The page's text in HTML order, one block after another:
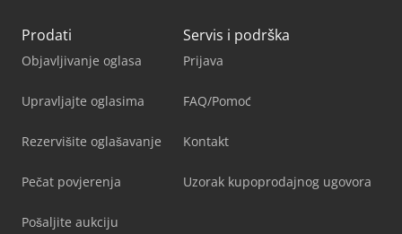
Prodati
Objavljivanje oglasa
Upravljajte oglasima
Rezervišite oglašavanje
Pečat povjerenja
Pošaljite aukciju
Servis i podrška
Prijava
FAQ/Pomoć
Kontakt
Uzorak kupoprodajnog ugovora